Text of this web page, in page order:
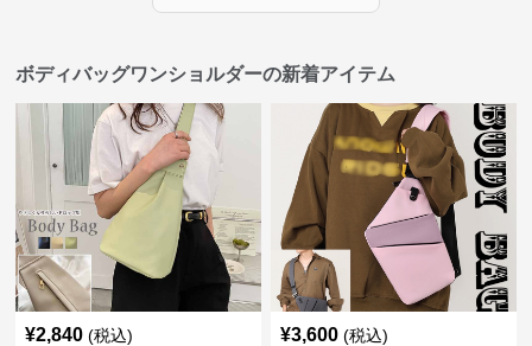
ボディバッグワンショルダーの新着アイテム
¥2,840 (税込) ¥3,600 (税込)